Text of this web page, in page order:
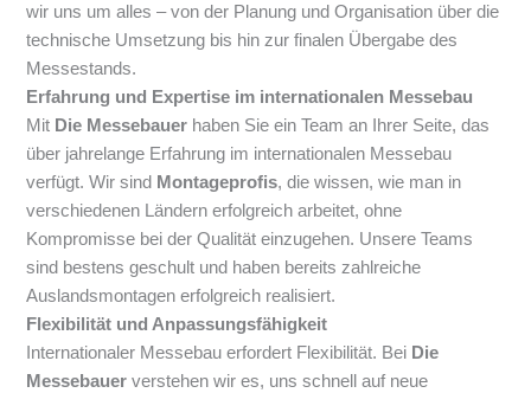
wir uns um alles – von der Planung und Organisation über die
technische Umsetzung bis hin zur finalen Übergabe des
Messestands.
Erfahrung und Expertise im internationalen Messebau
Mit Die Messebauer haben Sie ein Team an Ihrer Seite, das
über jahrelange Erfahrung im internationalen Messebau
verfügt. Wir sind Montageprofis, die wissen, wie man in
verschiedenen Ländern erfolgreich arbeitet, ohne
Kompromisse bei der Qualität einzugehen. Unsere Teams
sind bestens geschult und haben bereits zahlreiche
Auslandsmontagen erfolgreich realisiert.
Flexibilität und Anpassungsfähigkeit
Internationaler Messebau erfordert Flexibilität. Bei Die
Messebauer verstehen wir es, uns schnell auf neue